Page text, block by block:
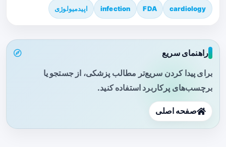
cardiology
FDA
infection اپیدمیولوژی
راهنمای سریع
برای پیدا کردن سریع‌تر مطالب پزشکی، از جستجو یا
برچسب‌های پرکاربرد استفاده کنید.
صفحه اصلی